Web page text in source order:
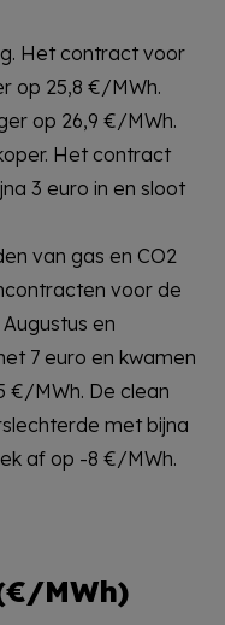
Het contract voor
op 25,8 €/MWh.
op 26,9 €/MWh.
Het contract
3 euro in en sloot
van gas en CO2
voor de
en
7 euro en kwamen
€/MWh. De clean
met bijna
af op -8 €/MWh.
MWh)